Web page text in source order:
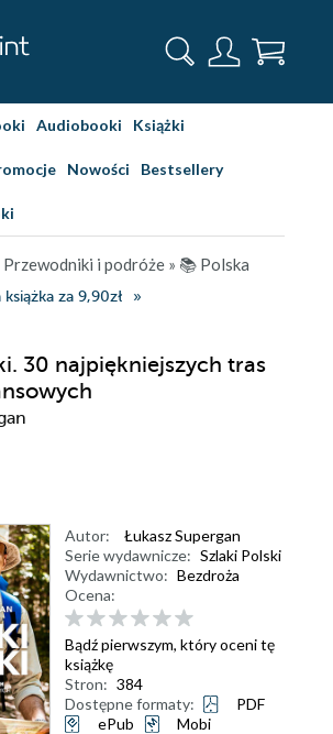
Audiobooki Książki
Nowości Bestsellery
Przewodniki i podróże » 📚 Polska
za 9,90zł
30 najpiękniejszych tras
Autor:
Łukasz Supergan
Serie wydawnicze: Szlaki Polski
Wydawnictwo: Bezdroża
Ocena:
Bądź pierwszym, który oceni tę
książkę
Stron: 384
Dostępne formaty:
PDF
ePub
Mobi